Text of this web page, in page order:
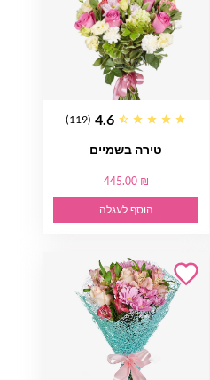
4.6
(119)
טירה בשמיים
445.00 ₪
הוסף לעגלה